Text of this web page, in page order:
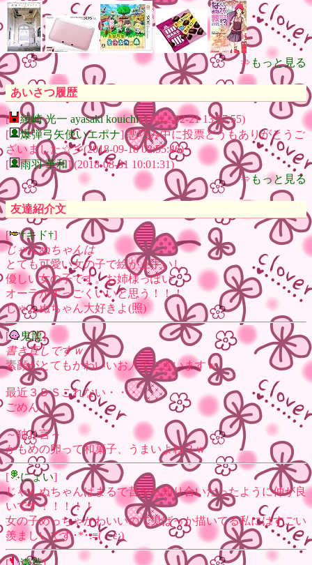
⇒ もっと見る
あいさつ履歴
[ 綾崎 光一 ayasaki kouichi] (2022-02-21 13:57:55)
[
爆弾弓矢使いエポナ] 悪巧み中に投票どうもありがとうご
ざいました☆彡(2018-09-18 02:55:46)
[
雨羽 華和] (2018-08-31 10:01:31)
⇒ もっと見る
友達紹介文
[ †キド†]
じゃんぬちゃんは
とても可愛い女の子で絵が上手いし
優しい女の子です。お姉様っぽい
オーラがすっごくいいと思う！！！
じゃんぬちゃん大好きよ(照)
[ 鬼龍]
書き直しですｗ
素顔がとてもかわいいお人でございますｗ
最近３ＤＳこれない・・・
ごめん！
～独り言～
かもめの卵って和菓子、うまいよね？ｗ
[ にょい]
じゃんぬちゃんはまるで昔から知り合いだったように仲が良
いです！！！！！
女の子めっちゃかわいいので男ばっか描いてる私にはすごい
羨ましいです･*･:≡( ε:)